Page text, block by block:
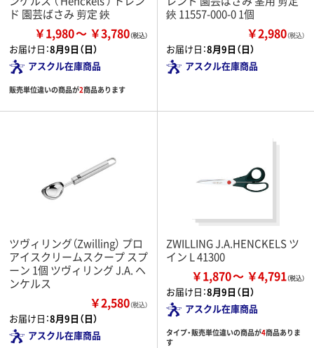
ド 園芸ばさみ 剪定 鋏
￥1,980 ￥3,780
お届け日：8月9日（日）
アスクル在庫商品
販売単位違いの商品が2商品あります
鋏 11557-000-0 1個
￥2,980（税込）
お届け日：8月9日（日）
アスクル在庫商品
ツヴィリング（Zwilling） プロ
アイスクリームスクープ スプ
ーン 1個 ツヴィリング J.A. ヘ
ンケルス
￥2,580（税込）
お届け日：8月9日（日）
アスクル在庫商品
ZWILLING J.A.HENCKELS ツ
イン L 41300
￥1,870 ￥4,791
お届け日：8月9日（日）
アスクル在庫商品
タイプ・販売単位違いの商品が4商品ありま
す